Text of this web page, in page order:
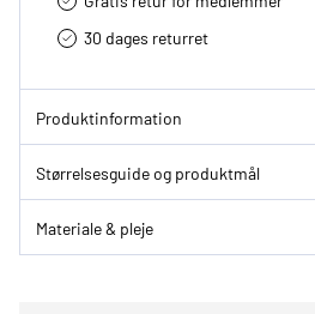
30 dages returret
Produktinformation
Størrelsesguide og produktmål
Materiale & pleje